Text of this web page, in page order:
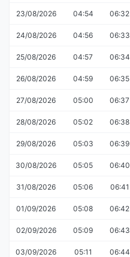
23/08/2026 04:54 06:32
24/08/2026 04:56 06:33
25/08/2026 04:57 06:34
26/08/2026 04:59 06:35
27/08/2026 05:00 06:37
28/08/2026 05:02 06:38
29/08/2026 05:03 06:39
30/08/2026 05:05 06:40
31/08/2026 05:06 06:41
01/09/2026 05:08 06:42
02/09/2026 05:09 06:43
03/09/2026 05:11 06:44